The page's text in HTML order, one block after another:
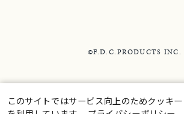
©F.D.C.PRODUCTS INC.
このサイトではサービス向上のためクッキー